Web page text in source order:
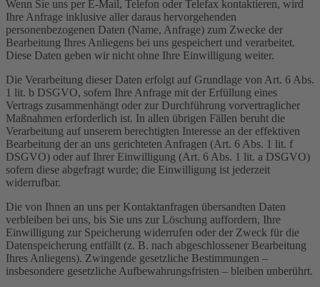
Wenn Sie uns per E-Mail, Telefon oder Telefax kontaktieren, wird
Ihre Anfrage inklusive aller daraus hervorgehenden
personenbezogenen Daten (Name, Anfrage) zum Zwecke der
Bearbeitung Ihres Anliegens bei uns gespeichert und verarbeitet.
Diese Daten geben wir nicht ohne Ihre Einwilligung weiter.
Die Verarbeitung dieser Daten erfolgt auf Grundlage von Art. 6 Abs.
1 lit. b DSGVO, sofern Ihre Anfrage mit der Erfüllung eines
Vertrags zusammenhängt oder zur Durchführung vorvertraglicher
Maßnahmen erforderlich ist. In allen übrigen Fällen beruht die
Verarbeitung auf unserem berechtigten Interesse an der effektiven
Bearbeitung der an uns gerichteten Anfragen (Art. 6 Abs. 1 lit. f
DSGVO) oder auf Ihrer Einwilligung (Art. 6 Abs. 1 lit. a DSGVO)
sofern diese abgefragt wurde; die Einwilligung ist jederzeit
widerrufbar.
Die von Ihnen an uns per Kontaktanfragen übersandten Daten
verbleiben bei uns, bis Sie uns zur Löschung auffordern, Ihre
Einwilligung zur Speicherung widerrufen oder der Zweck für die
Datenspeicherung entfällt (z. B. nach abgeschlossener Bearbeitung
Ihres Anliegens). Zwingende gesetzliche Bestimmungen –
insbesondere gesetzliche Aufbewahrungsfristen – bleiben unberührt.